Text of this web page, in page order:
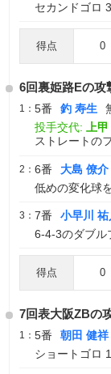
セカンドゴロ
得点 0
6回裏姫路Eの攻
1： 5番 釣 寿生
投手交代:
上甲
ストレートの
2： 6番 大島 僚介
低めの変化球
3： 7番 小早川 祐
6-4-3のダブル
得点 0
7回表大阪ZBの
1： 5番 朝田 健祥
ショートゴロ